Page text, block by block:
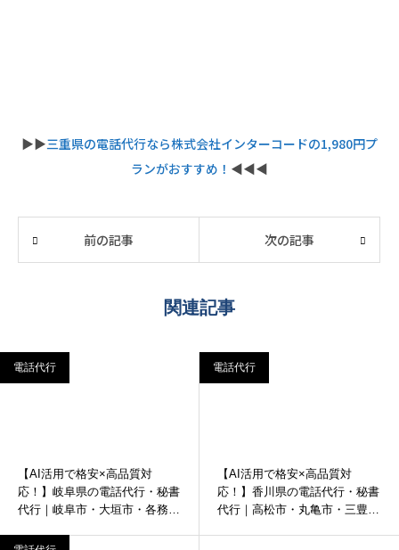
▶︎▶︎三重県の電話代行なら株式会社インターコードの1,980円プ
ランがおすすめ！ ◀︎◀︎◀︎
前の記事 次の記事
関連記事
電話代行
【AI活用で格安×高品質対
応！】岐阜県の電話代行・秘書
代行｜岐阜市・大垣市・各務原
電話代行
【AI活用で格安×高品質対
応！】香川県の電話代行・秘書
代行｜高松市・丸亀市・三豊市